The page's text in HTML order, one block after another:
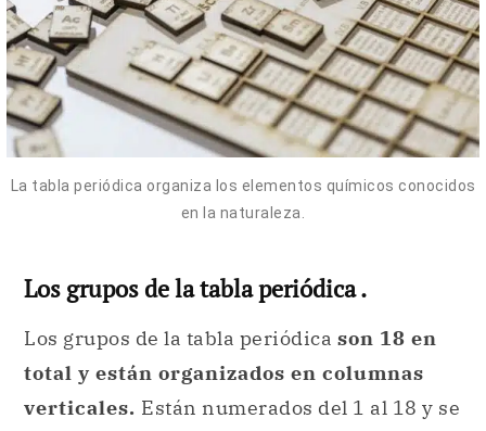
La tabla periódica organiza los elementos químicos conocidos
en la naturaleza.
Los grupos de la tabla periódica .
Los grupos de la tabla periódica
verticales.
Están numerados del 1 al 18 y se
se comienza por los metales alcalinos y se
termina con los gases nobles. Aquellos
elementos que están en una misma columna